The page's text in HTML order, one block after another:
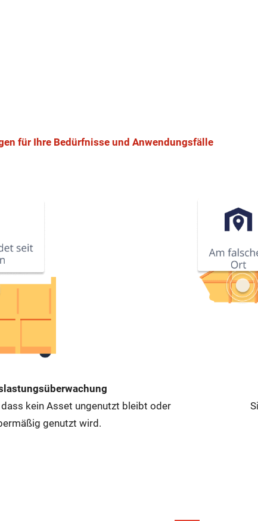
für Ihre Bedürfnisse und Anwendungsfälle
dass kein Asset ungenutzt bleibt oder
genutzt wird.